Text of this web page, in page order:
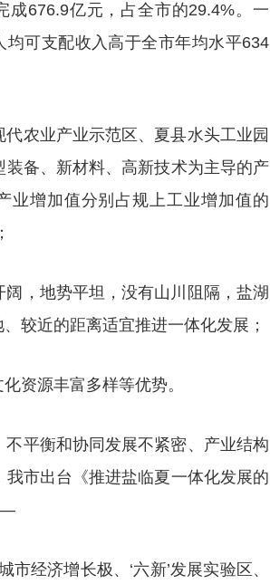
成676.9亿元，占全市的29.4%。一
可支配收入高于全市年均水平634
农业产业示范区、夏县水头工业园
备、新材料、高新技术为主导的产
业增加值分别占规上工业增加值的
，地势平坦，没有山川阻隔，盐湖
较近的距离适宜推进一体化发展；
资源丰富多样等优势。
平衡和协同发展不紧密、产业结构
市出台《推进盐临夏一体化发展的
经济增长极、‘六新’发展实验区、